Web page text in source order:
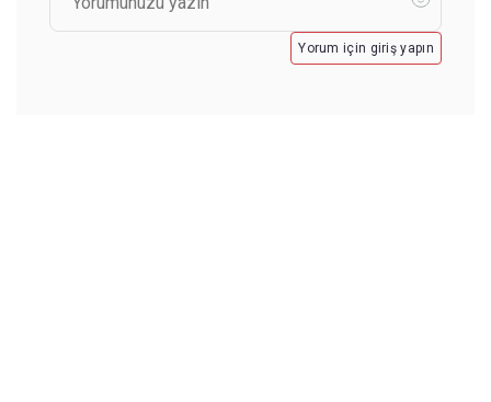
Yorum için giriş yapın